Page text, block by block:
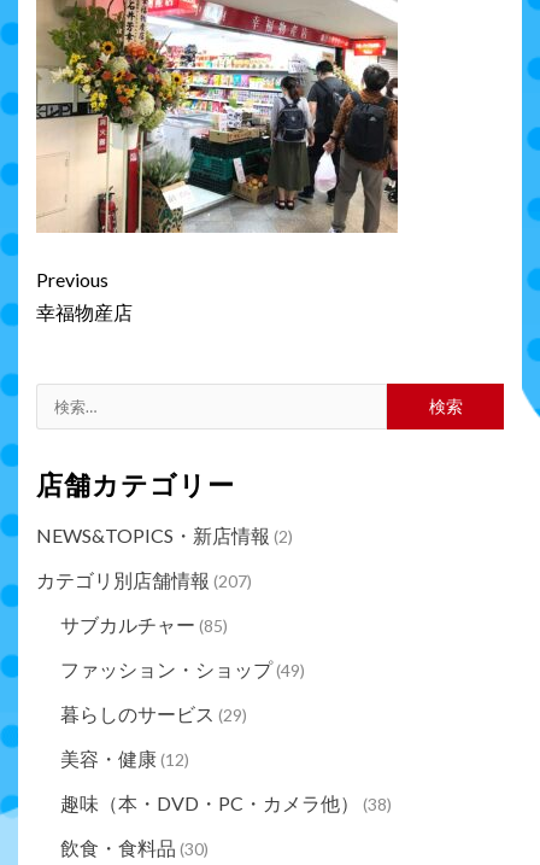
Continue
Reading
Previous
幸福物産店
索:
店舗カテゴリー
NEWS&TOPICS・新店情報 (2)
カテゴリ別店舗情報 (207)
サブカルチャー (85)
ファッション・ショップ(49)
暮らしのサービス (29)
美容・健康(12)
趣味（本・DVD・PC・カメラ他） (38)
飲食・食料品 (30)